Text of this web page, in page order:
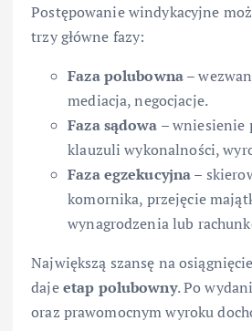
Postępowanie windykacyjne
trzy główne fazy:
Faza polubowna–
mediacja, negocjacje.
Faza sądowa – wniesienie
klauzuli wykonalności,
Faza egzekucyjna–
komornika, przejęcie
wynagrodzenia lub
Największą szansę na
dajeetap polubowny. Po
oraz prawomocnym wyroku